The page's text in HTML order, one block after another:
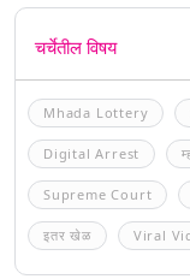
चर्चेतील विषय
Mhada Lottery
Digital Arrest
Supreme Court
इतर खेळ Viral